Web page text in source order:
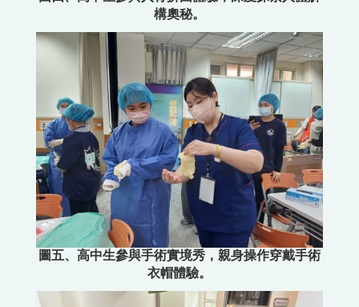
構奧秘。
圖五、高中生參與手術實境秀，親身操作穿戴手術
衣帽體驗。